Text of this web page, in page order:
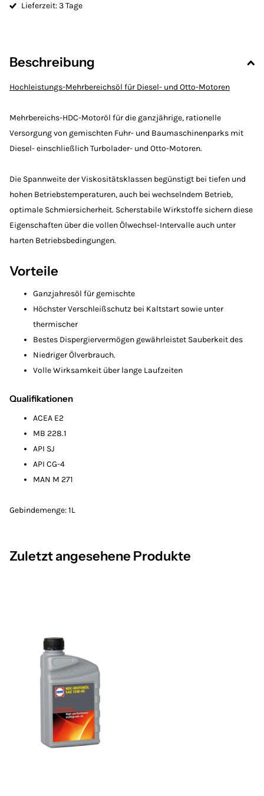
Lieferzeit: 3 Tage
Beschreibung
Hochleistungs-Mehrbereichsöl für Diesel- und Otto-Motoren
Mehrbereichs-HDC-Motoröl für die ganzjährige, rationelle
Versorgung von gemischten Fuhr- und Baumaschinenparks mit
Diesel- einschließlich Turbolader- und Otto-Motoren.
Die Spannweite der Viskositätsklassen begünstigt bei tiefen und
hohen Betriebstemperaturen, auch bei wechselndem Betrieb,
optimale Schmiersicherheit. Scherstabile Wirkstoffe sichern diese
Eigenschaften über die vollen Ölwechsel-Intervalle auch unter
harten Betriebsbedingungen.
Vorteile
Ganzjahresöl für gemischte
Höchster Verschleißschutz bei Kaltstart sowie unter
thermischer
Bestes Dispergiervermögen gewährleistet Sauberkeit des
Niedriger Ölverbrauch.
Volle Wirksamkeit über lange Laufzeiten
Qualifikationen
ACEA E2
MB 228.1
API SJ
API CG-4
MAN M 271
Gebindemenge: 1L
Zuletzt angesehene Produkte